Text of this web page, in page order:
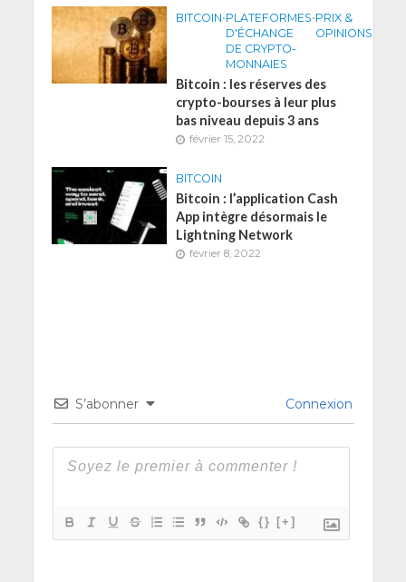
BITCOIN•PLATEFORMES
D'ÉCHANGE
DE CRYPTO-
MONNAIES
•PRIX &
OPINIONS
Bitcoin : les réserves des
crypto-bourses à leur plus
bas niveau depuis 3 ans
février 15, 2022
BITCOIN
Bitcoin : l’application Cash
App intègre désormais le
Lightning Network
février 8, 2022
S’abonner Connexion
{} [+]